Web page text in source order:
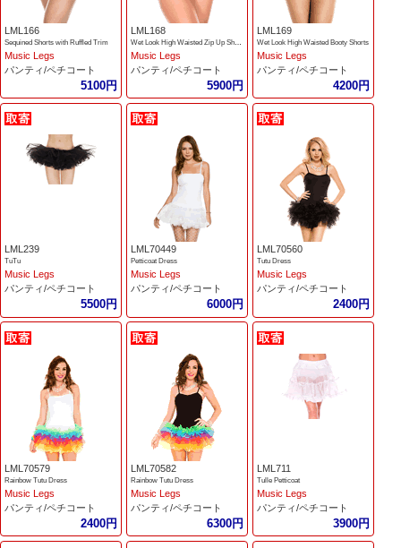
LML166
Sequined Shorts with Ruffled Trim
Music Legs
パンティ/ペチコート
5100円
LML168
Music Legs
パンティ/ペチコート
5900円
LML169
Wet Look High Waisted Booty Shorts
Music Legs
パンティ/ペチコート
4200円
LML239
TuTu
Music Legs
パンティ/ペチコート
5500円
LML70449
Petticoat Dress
Music Legs
パンティ/ペチコート
6000円
LML70560
Tutu Dress
Music Legs
パンティ/ペチコート
2400円
LML70579
Rainbow Tutu Dress
Music Legs
パンティ/ペチコート
2400円
LML70582
Rainbow Tutu Dress
Music Legs
パンティ/ペチコート
6300円
LML711
Tulle Petticoat
Music Legs
パンティ/ペチコート
3900円